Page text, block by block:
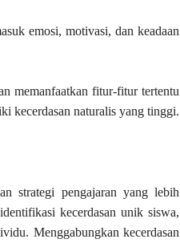
emosi, motivasi, dan keadaan
memanfaatkan fitur-fitur tertentu
kecerdasan naturalis yang tinggi.
strategi pengajaran yang lebih
kecerdasan unik siswa,
Menggabungkan kecerdasan